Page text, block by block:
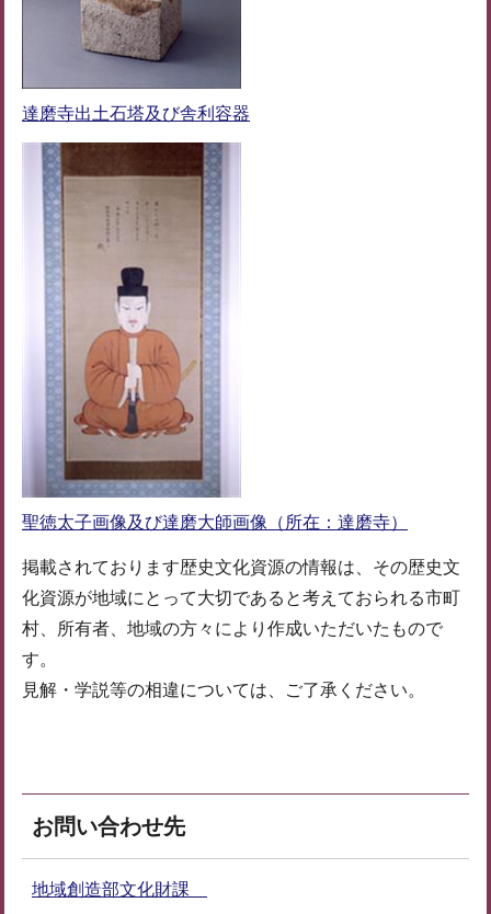
達磨寺出土石塔及び舎利容器
聖徳太子画像及び達磨大師画像（所在：達磨寺）
掲載されております歴史文化資源の情報は、その歴史文
化資源が地域にとって大切であると考えておられる市町
村、所有者、地域の方々により作成いただいたもので
す。
見解・学説等の相違については、ご了承ください。
お問い合わせ先
地域創造部文化財課